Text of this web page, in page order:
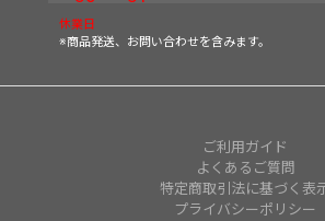
休業日
※商品発送、お問い合わせを含みます。
ご利用ガイド
よくあるご質問
特定商取引法に基づく表
プライバシーポリシー